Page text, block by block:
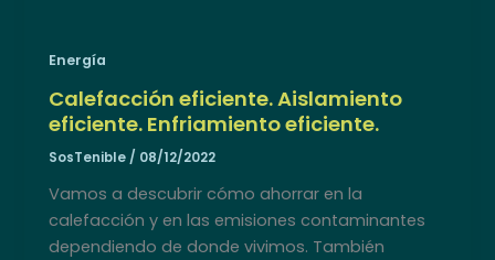
Energía
Calefacción eficiente. Aislamiento
eficiente. Enfriamiento eficiente.
SosTenible / 08/12/2022
Vamos a descubrir cómo ahorrar en la
calefacción y en las emisiones contaminantes
dependiendo de donde vivimos. También